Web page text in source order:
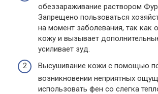
обеззараживание раствором
Запрещено пользоваться
на момент заболевания, так как
кожу и вызывает
усиливает зуд.
Высушивание кожи с помощью
возникновении неприятных
использовать фен со слегка